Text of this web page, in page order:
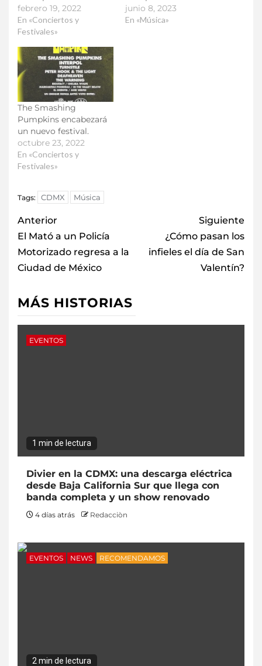
febrero 19, 2022
En «Conciertos y
Festivales»
junio 8, 2023
En «Música»
The Smashing
Pumpkins encabezará
un nuevo festival.
octubre 23, 2022
En «Conciertos y
Festivales»
Tags: CDMX Música
Anterior
El Mató a un Policía
Motorizado regresa a la
Ciudad de México
Siguiente
¿Cómo pasan los
infieles el día de San
Valentín?
MÁS HISTORIAS
EVENTOS
1 min de lectura
Divier en la CDMX: una descarga eléctrica
desde Baja California Sur que llega con
banda completa y un show renovado
4 días atrás Redacciòn
EVENTOS NEWS RECOMENDAMOS
2 min de lectura